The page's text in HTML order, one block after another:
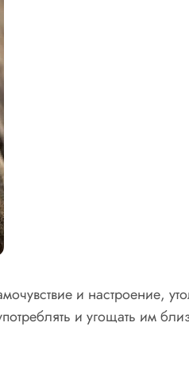
и настроение,
и угощать им